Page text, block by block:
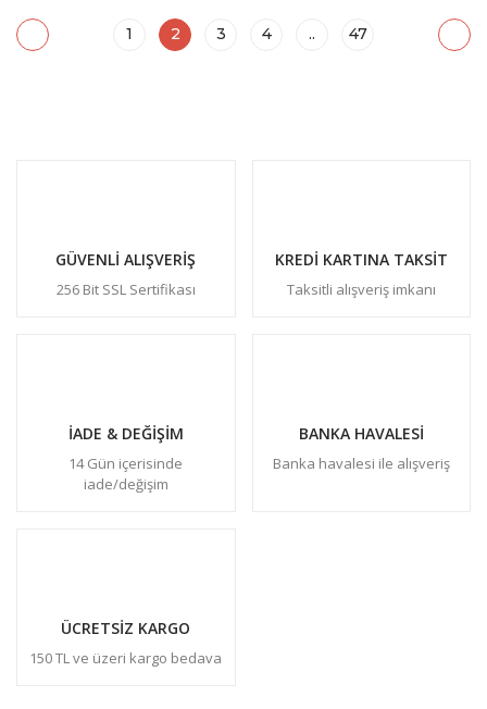
1 2 3 4 .. 47
GÜVENLİ ALIŞVERİŞ
256 Bit SSL Sertifikası
KREDİ KARTINA TAKSİT
Taksitli alışveriş imkanı
İADE & DEĞİŞİM
14 Gün içerisinde
iade/değişim
BANKA HAVALESİ
Banka havalesi ile alışveriş
ÜCRETSİZ KARGO
150 TL ve üzeri kargo bedava